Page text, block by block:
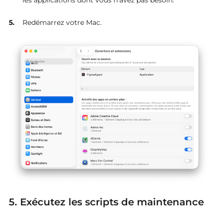
Redémarrez votre Mac.
5. Exécutez les scripts de maintenance